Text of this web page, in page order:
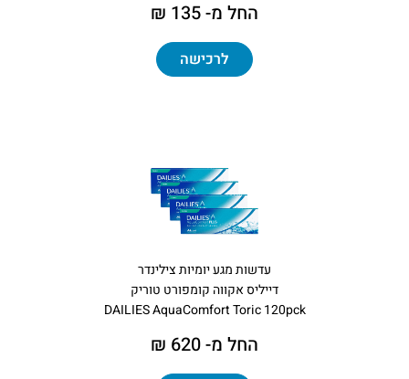
החל מ- 135 ₪
לרכישה
עדשות מגע יומיות צילינדר
דייליס אקווה קומפורט טוריק
DAILIES AquaComfort Toric 120pck
החל מ- 620 ₪